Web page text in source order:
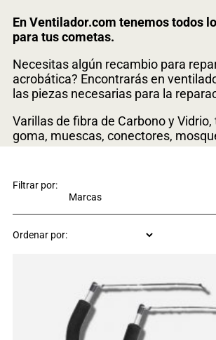
En Ventilador.com tenemos todos
para tus cometas.
Necesitas algún recambio para
acrobática? Encontrarás en
las piezas necesarias para la
Varillas de fibra de Carbono y
goma, muescas, conectores,
topes…
Tenemos todos los recambios para
tu cometa acrobática
Filtrar por: